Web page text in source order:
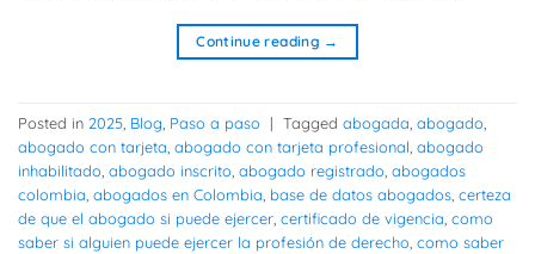
Continue reading →
Posted in 2025 Blog Paso a paso | Tagged abogada abogado
abogado con tarjeta abogado con tarjeta profesional abogado
inhabilitado abogado inscrito abogado registrado abogados
colombia abogados en Colombia base de datos abogados certeza
de que el abogado si puede ejercer certificado de vigencia como
saber si alguien puede ejercer la profesión de derecho como saber